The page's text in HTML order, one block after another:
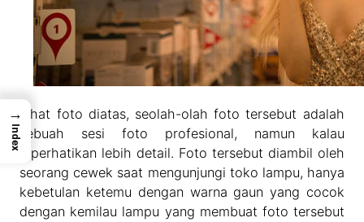
Lihat foto diatas, seolah-olah foto tersebut adalah
sebuah sesi foto profesional, namun kalau
diperhatikan lebih detail. Foto tersebut diambil oleh
seorang cewek saat mengunjungi toko lampu, hanya
kebetulan ketemu dengan warna gaun yang cocok
dengan kemilau lampu yang membuat foto tersebut
→
Index